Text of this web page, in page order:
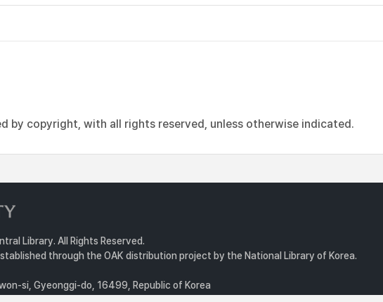
by copyright, with all rights reserved, unless otherwise indicated.
Library. All Rights Reserved.
through the OAK distribution project by the National Library of Korea.
si, Gyeonggi-do, 16499, Republic of Korea